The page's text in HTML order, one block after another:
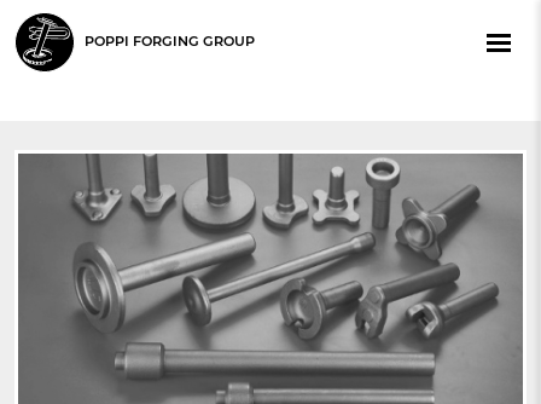
POPPI FORGING GROUP